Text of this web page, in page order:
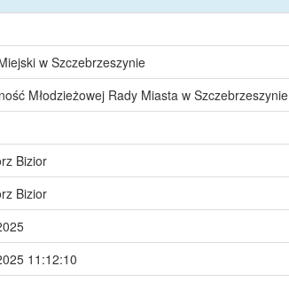
w Szczebrzeszynie
Młodzieżowej Rady Miasta w Szczebrzeszynie
Bizior
Bizior
11:12:10